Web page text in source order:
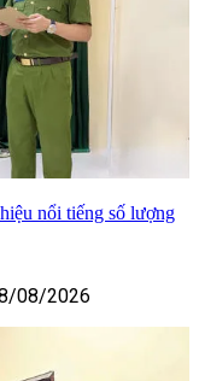
nổi tiếng số lượng
08/2026